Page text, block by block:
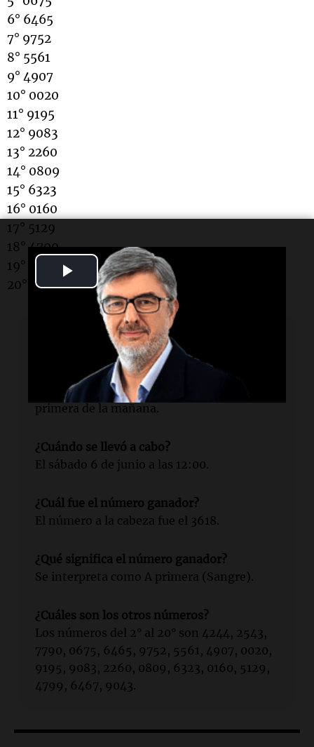
Play
Video
6° 6465
7° 9752
8° 5561
9° 4907
10° 0020
11° 9195
12° 9083
13° 2260
14° 0809
15° 6323
16° 0160
17° 5129
18° 4799
19° 6467
20° 9043
Lectura rápida
¿Qué sorteo se realizó?
El sorteo número 5384 de la Quiniela la
primera de la mañana.
¿Cuándo se llevó a cabo?
El sábado 6 de junio a las 12:00.
¿Cuál fue el número ganador?
El número a la cabeza fue el 3618.
¿Qué significa el número ganador?
Se interpreta como A primera (Sangre).
¿Cuáles son los otros números?
Los números del 2° al 20° son 4244, 2543,
7790, 0675, 6465, 9752, 5561, 4907, 0020,
9195, 9083, 2260, 0809, 6323, 0160, 5129,
4799, 6467, 9043.